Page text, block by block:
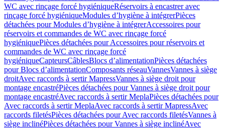
WC avec rinçage forcé hygiéniqueRéservoirs à encastrer avec
rinçage forcé hygiéniqueModules d’hygiène à intégrerPièces
détachées pour Modules d’hygiène à intégrerAccessoires pour
réservoirs et commandes de WC avec rinçage forcé
hygiéniquePièces détachées pour Accessoires pour réservoirs et
commandes de WC avec rinçage forcé
hygiéniqueCapteursCâblesBlocs d’alimentationPièces détachées
pour Blocs d’alimentationComposants réseauVannesVannes à siège
droitAvec raccords à sertir MapressVannes à siège droit pour
montage encastréPièces détachées pour Vannes à siège droit pour
montage encastréAvec raccords à sertir MeplaPièces détachées pour
Avec raccords à sertir MeplaAvec raccords à sertir MapressAvec
raccords filetésPièces détachées pour Avec raccords filetésVannes à
siège inclinéPièces détachées pour Vannes à siège inclinéAvec